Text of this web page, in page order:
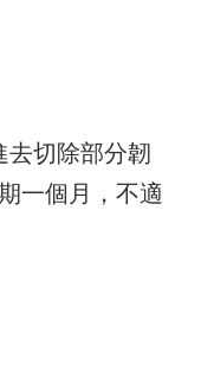
去切除部分韌
一個月，不適